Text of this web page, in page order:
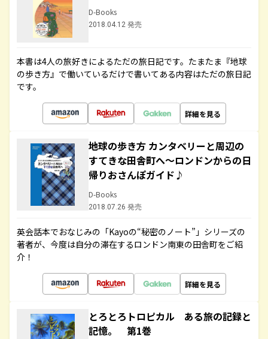
D-Books
2018.04.12 発売
本書は4人の旅好きによるただの旅日記です。たまたま『地球
の歩き方』で働いているだけで書いてある内容はただの旅日記
です。
詳細を見る
地球の歩き方 カンタベリーと周辺の
すてきな田舎町へ～ロンドンからの日
帰りおさんぽガイド♪
D-Books
2018.07.26 発売
英会話本でおなじみの「Kayoの“秘密のノート”」シリーズの
著者が、今度は自分の滞在するロンドン南東の田舎町をご紹
介！
詳細を見る
とろとろトロピカル ある旅の記録と
記憶。 第1巻